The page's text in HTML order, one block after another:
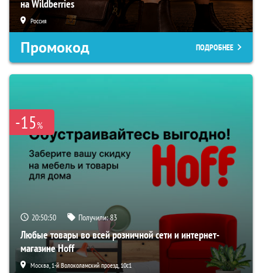
на Wildberries
Россия
Промокод ПОДРОБНЕЕ
-15%
20:50:49 Получили:83
Любые товары во всей розничной сети и интернет-
магазине Hoff
Москва, 1-й Волоколамский проезд, 10с1